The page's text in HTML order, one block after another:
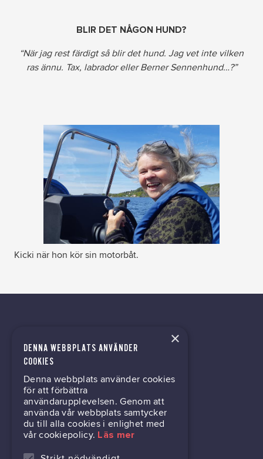
BLIR DET NÅGON HUND?
“När jag rest färdigt så blir det hund. Jag vet inte vilken
ras ännu. Tax, labrador eller Berner Sennenhund…?”
Kicki när hon kör sin motorbåt.
tech@hoy.se
031-63 64 80
Mölndalsvägen 30B
Box 24061
400 22 Göteborg
×
DENNA WEBBPLATS ANVÄNDER
COOKIES
Denna webbplats använder cookies
för att förbättra
användarupplevelsen. Genom att
använda vår webbplats samtycker
du till alla cookies i enlighet med
vår cookiepolicy. Läs mer